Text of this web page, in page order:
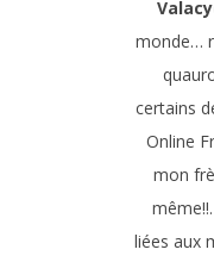
monde…
certains
Online
mon
liées aux